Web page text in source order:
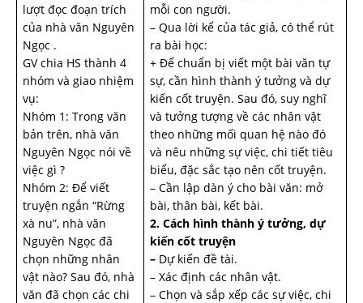
lượt đọc đoạn trích
của nhà văn Nguyên
Ngọc .
GV chia HS thành 4
nhóm và giao nhiệm
vụ:
Nhóm 1: Trong văn
bản trên, nhà văn
Nguyên Ngọc nói về
việc gì ?
Nhóm 2: Để viết
truyện ngắn “Rừng
xà nu”, nhà văn
Nguyên Ngọc đã
chọn những nhân
vật nào? Sau đó, nhà
văn đã chọn các chi
mỗi con người.
– Qua lời kể của tác giả, có thể rút
ra bài học:
+ Để chuẩn bị viết một bài văn tự
sự, cần hình thành ý tưởng và dự
kiến cốt truyện. Sau đó, suy nghĩ
và tưởng tượng về các nhân vật
theo những mối quan hệ nào đó
và nêu những sự việc, chi tiết tiêu
biểu, đặc sắc tạo nên cốt truyện.
– Cần lập dàn ý cho bài văn: mở
bài, thân bài, kết bài.
2. Cách hình thành ý tưởng, dự
kiến cốt truyện
– Dự kiến đề tài.
– Xác định các nhân vật.
– Chọn và sắp xếp các sự việc, chi